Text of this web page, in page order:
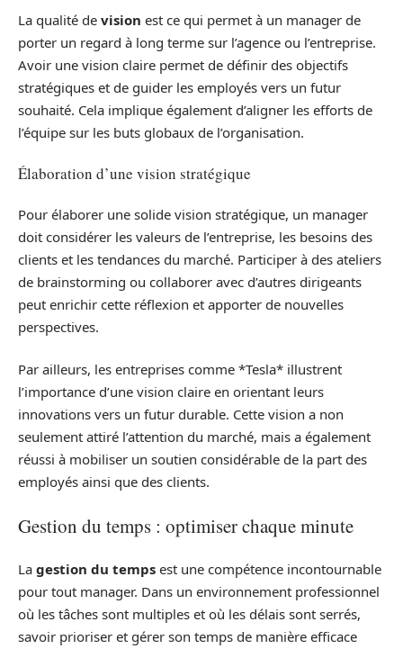
La qualité de vision est ce qui permet à un manager de
porter un regard à long terme sur l’agence ou l’entreprise.
Avoir une vision claire permet de définir des objectifs
stratégiques et de guider les employés vers un futur
souhaité. Cela implique également d’aligner les efforts de
l’équipe sur les buts globaux de l’organisation.
Élaboration d’une vision stratégique
Pour élaborer une solide vision stratégique, un manager
doit considérer les valeurs de l’entreprise, les besoins des
clients et les tendances du marché. Participer à des ateliers
de brainstorming ou collaborer avec d’autres dirigeants
peut enrichir cette réflexion et apporter de nouvelles
perspectives.
Par ailleurs, les entreprises comme *Tesla* illustrent
l’importance d’une vision claire en orientant leurs
innovations vers un futur durable. Cette vision a non
seulement attiré l’attention du marché, mais a également
réussi à mobiliser un soutien considérable de la part des
employés ainsi que des clients.
Gestion du temps : optimiser chaque minute
La gestion du temps est une compétence incontournable
pour tout manager. Dans un environnement professionnel
où les tâches sont multiples et où les délais sont serrés,
savoir prioriser et gérer son temps de manière efficace